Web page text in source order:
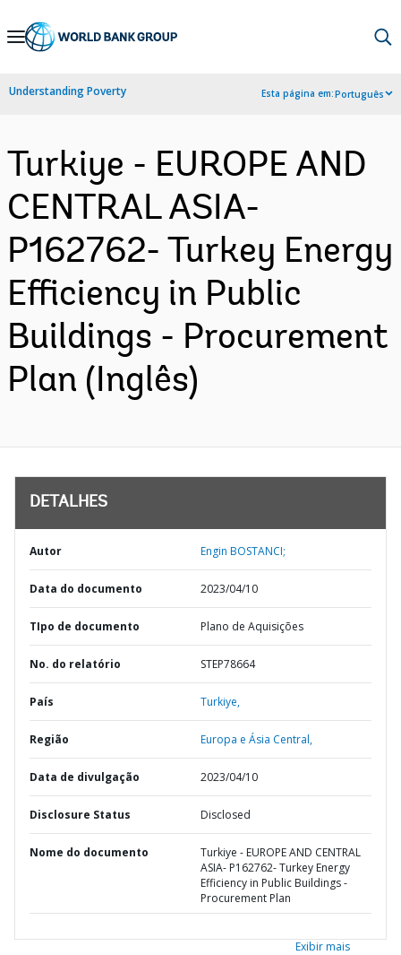
Skip
Navigation
Understanding Poverty Esta página em:Português
Turkiye - EUROPE AND
CENTRAL ASIA-
P162762- Turkey Energy
Efficiency in Public
Buildings - Procurement
Plan (Inglês)
DETALHES
Autor Engin BOSTANCI;
Data do documento 2023/04/10
TIpo de documento Plano de Aquisições
No. do relatório STEP78664
País Turkiye,
Região Europa e Ásia Central,
Data de divulgação 2023/04/10
Disclosure Status Disclosed
Nome do documento
Turkiye - EUROPE AND CENTRAL
ASIA- P162762- Turkey Energy
Efficiency in Public Buildings -
Procurement Plan
Exibir mais